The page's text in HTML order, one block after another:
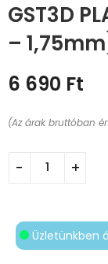
GST3D
–
6 690 Ft
(Az árak bruttóban
Üzletünkben